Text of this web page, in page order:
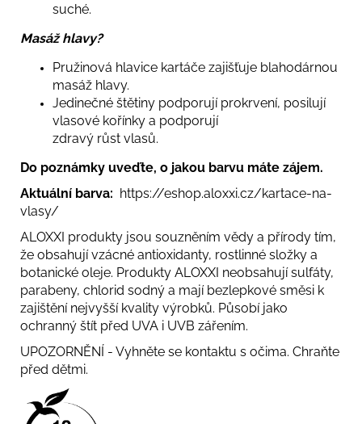
suché.
Masáž hlavy?
Pružinová hlavice kartáče zajišťuje blahodárnou
masáž hlavy.
Jedinečné štětiny podporují prokrvení, posilují
vlasové kořínky a podporují
zdravý růst vlasů.
Do poznámky uveďte, o jakou barvu máte zájem.
Aktuální barva: https://eshop.aloxxi.cz/kartace-na-
vlasy/
ALOXXI produkty jsou souzněním vědy a přírody tím,
že obsahují vzácné antioxidanty, rostlinné složky a
botanické oleje. Produkty ALOXXI neobsahují sulfáty,
parabeny, chlorid sodný a mají bezlepkové směsi k
zajištění nejvyšší kvality výrobků. Působí jako
ochranný štít před UVA i UVB zářením.
UPOZORNĚNÍ - Vyhněte se kontaktu s očima. Chraňte
před dětmi.